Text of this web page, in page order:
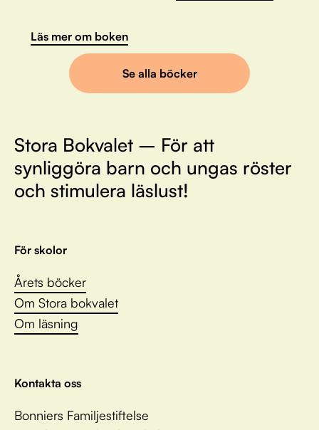
Läs mer om boken
Se alla böcker
Stora Bokvalet – För att
synliggöra barn och ungas röster
och stimulera läslust!
För skolor
Årets böcker
Om Stora bokvalet
Om läsning
Kontakta oss
Bonniers Familjestiftelse